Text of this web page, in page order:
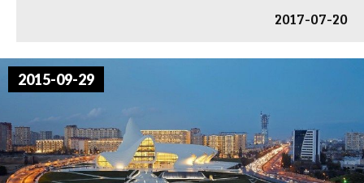
2017-07-20
2015-09-29